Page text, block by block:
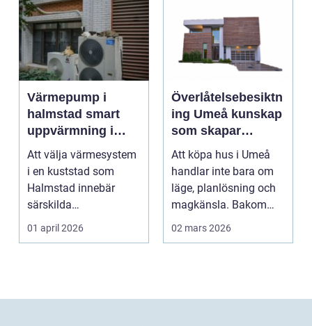
Värmepump i
halmstad smart
uppvärmning i
kustklimat
Att välja värmesystem
i en kuststad som
Halmstad innebär
särskilda
förutsättningar. Vind,
fukt, mild...
01 april 2026
Överlåtelsebesiktn
ing Umeå kunskap
som skapar
tryggare
husaffärer
Att köpa hus i Umeå
handlar inte bara om
läge, planlösning och
magkänsla. Bakom
väggar, golv och tak...
02 mars 2026